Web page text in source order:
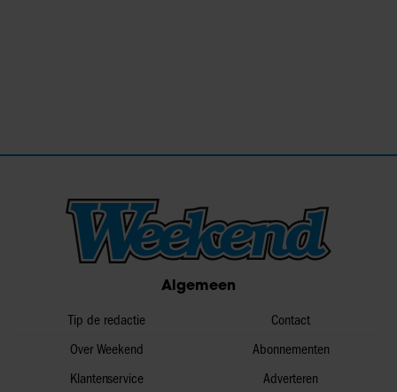
Algemeen
Tip de redactie
Over Weekend
Klantenservice
Contact
Abonnementen
Adverteren